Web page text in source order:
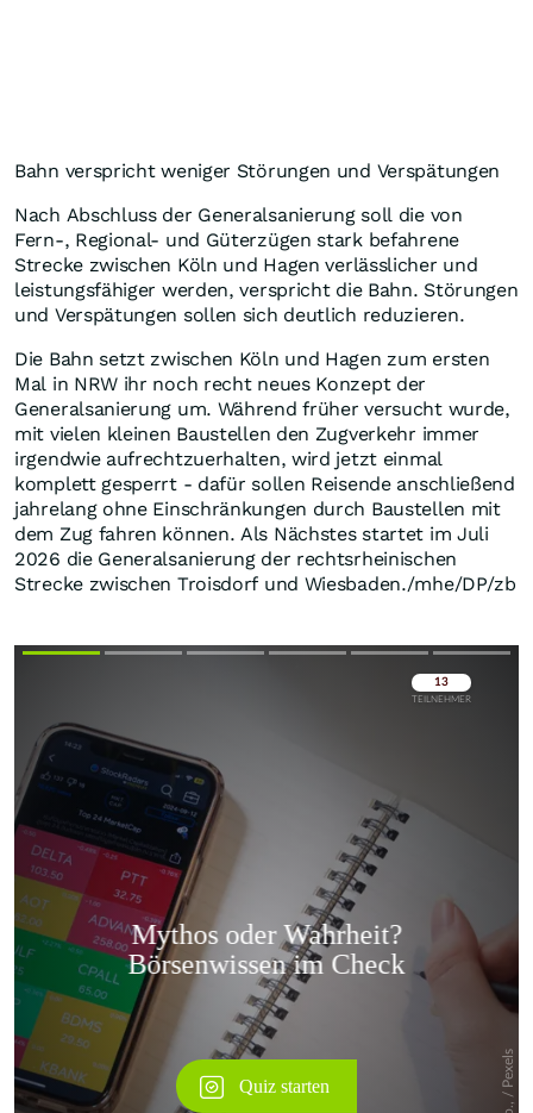
Bahn verspricht weniger Störungen und Verspätungen
Nach Abschluss der Generalsanierung soll die von
Fern-, Regional- und Güterzügen stark befahrene
Strecke zwischen Köln und Hagen verlässlicher und
leistungsfähiger werden, verspricht die Bahn. Störungen
und Verspätungen sollen sich deutlich reduzieren.
Die Bahn setzt zwischen Köln und Hagen zum ersten
Mal in NRW ihr noch recht neues Konzept der
Generalsanierung um. Während früher versucht wurde,
mit vielen kleinen Baustellen den Zugverkehr immer
irgendwie aufrechtzuerhalten, wird jetzt einmal
komplett gesperrt - dafür sollen Reisende anschließend
jahrelang ohne Einschränkungen durch Baustellen mit
dem Zug fahren können. Als Nächstes startet im Juli
2026 die Generalsanierung der rechtsrheinischen
Strecke zwischen Troisdorf und Wiesbaden./mhe/DP/zb
Überspringen